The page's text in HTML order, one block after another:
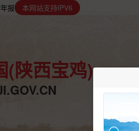
报 本网站支持IPV6
(陕西宝鸡)